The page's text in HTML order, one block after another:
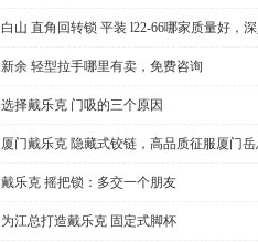
白山 直角回转锁 平装 l22-66哪家质量好，
新余 轻型拉手哪里有卖，免费咨询
选择戴乐克 门吸的三个原因
厦门戴乐克 隐藏式铰链，高品质征服厦门
戴乐克 摇把锁：多交一个朋友
为江总打造戴乐克 固定式脚杯